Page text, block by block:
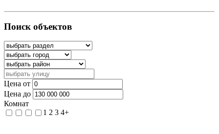
Поиск объектов
Цена от
Цена до
Комнат
1 2 3 4+